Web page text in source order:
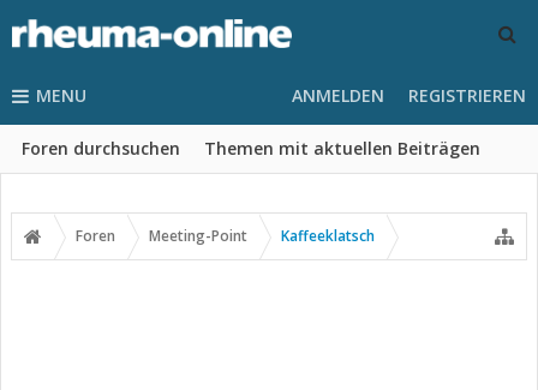
MENU
Foren durchsuchen Themen mit aktuellen Beiträgen
ANMELDEN REGISTRIEREN
Foren Meeting-Point Kaffeeklatsch